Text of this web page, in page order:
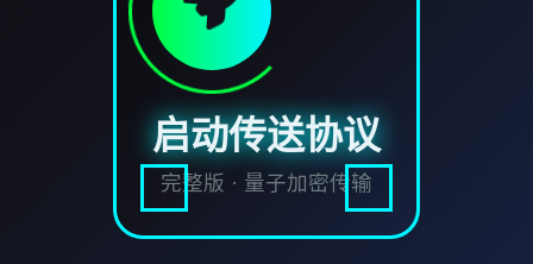
启动传送协议
完整版 · 量子加密传输